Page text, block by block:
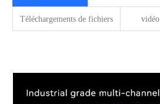
Téléchargements de fichiers vidéo